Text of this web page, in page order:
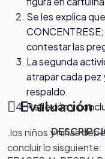
Se les explica
contestar las
La segunda
atrapar cada pez
respaldo.
Reflexión y
Evaluación
.los niños y niñas
concluir lo sisguiente: